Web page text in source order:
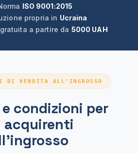
ISO 9001:2015
propria in Ucraina
a partire da 5000 UAH
DI VENDITA ALL'INGROSSO
e condizioni per
acquirenti